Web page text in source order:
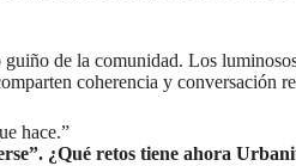
de la comunidad. Los
coherencia y conversación
hace.”
¿Qué retos tiene ahora